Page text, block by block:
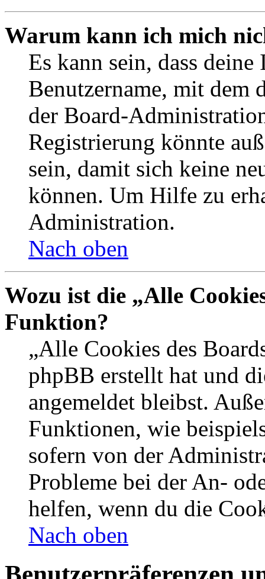
Warum kann ich mich
Es kann sein, dass
Benutzername, mit dem
der Board-
Registrierung könnte
sein, damit sich keine
können. Um Hilfe zu
Administration.
Nach oben
Wozu ist die „Alle
Funktion?
„Alle Cookies des
phpBB erstellt hat und
angemeldet bleibst.
Funktionen, wie
sofern von der
Probleme bei der An-
helfen, wenn du die
Nach oben